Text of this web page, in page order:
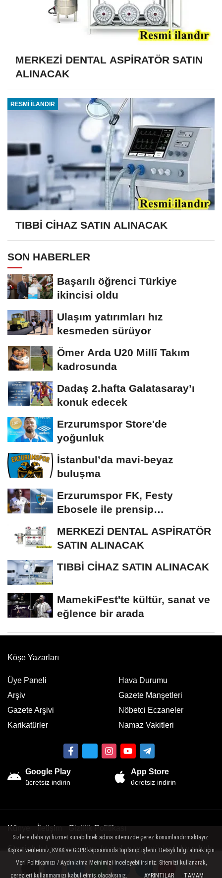
Yorumlar
Yorumlar
MERKEZİ DENTAL ASPİRATÖR SATIN
ALINACAK
RESMİ İLANDIR
TIBBİ CİHAZ SATIN ALINACAK
SON HABERLER
Başarılı öğrenci Türkiye
ikincisi oldu
Ulaşım yatırımları hız
kesmeden sürüyor
Ömer Arda U20 Millî Takım
kadrosunda
Dadaş 2.hafta Galatasaray’ı
konuk edecek
Erzurumspor Store'de
yoğunluk
İstanbul’da mavi-beyaz
buluşma
Erzurumspor FK, Festy
Ebosele ile prensip
anlaşmasına vardı
MERKEZİ DENTAL ASPİRATÖR
SATIN ALINACAK
TIBBİ CİHAZ SATIN ALINACAK
MamekiFest'te kültür, sanat ve
eğlence bir arada
Köşe Yazarları
Üye Paneli
Arşiv
Gazete Arşivi
Karikatürler
Hava Durumu
Gazete Manşetleri
Nöbetci Eczaneler
Namaz Vakitleri
Google Play
ücretsiz indirin
App Store
ücretsiz indirin
Künye İletişim Gizlilik Politikası
Sitemizde bulunan yazı , video, fotoğraf ve haberlerin her hakkı saklıdır.
Sizlere daha iyi hizmet sunabilmek adına sitemizde çerez konumlandırmaktayız.
Kişisel verileriniz, KVKK ve GDPR kapsamında toplanıp işlenir. Detaylı bilgi almak için
Veri Politikamızı / Aydınlatma Metnimizi inceleyebilirsiniz. Sitemizi kullanarak,
çerezleri kullanmamızı kabul etmiş olacaksınız.
AYRINTILAR TAMAM